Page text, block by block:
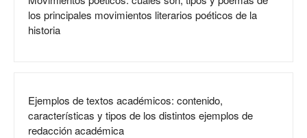
los principales movimientos literarios poéticos de la
historia
Ejemplos de textos académicos: contenido,
características y tipos de los distintos ejemplos de
redacción académica